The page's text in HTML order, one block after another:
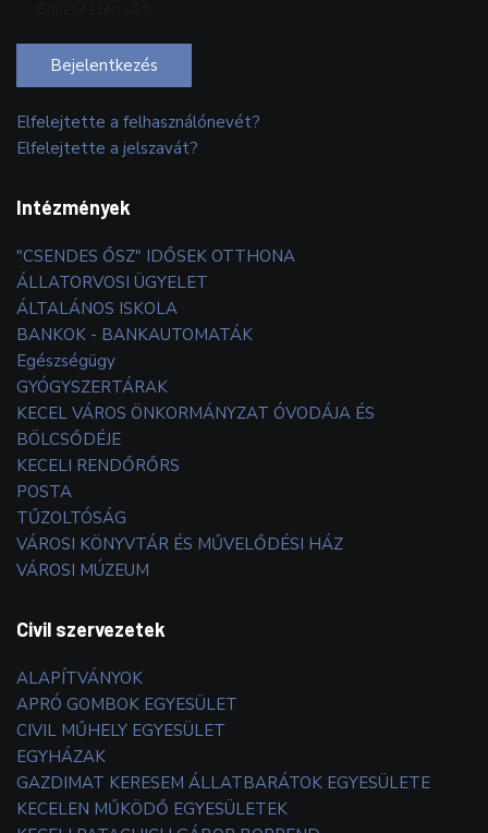
Bejelentkezés
Elfelejtette a felhasználónevét?
Elfelejtette a jelszavát?
Intézmények
"CSENDES ŐSZ" IDŐSEK OTTHONA
ÁLLATORVOSI ÜGYELET
ÁLTALÁNOS ISKOLA
BANKOK - BANKAUTOMATÁK
Egészségügy
GYÓGYSZERTÁRAK
KECEL VÁROS ÖNKORMÁNYZAT ÓVODÁJA ÉS
BÖLCSŐDÉJE
KECELI RENDŐRŐRS
POSTA
TŰZOLTÓSÁG
VÁROSI KÖNYVTÁR ÉS MŰVELŐDÉSI HÁZ
VÁROSI MÚZEUM
Civil szervezetek
ALAPÍTVÁNYOK
APRÓ GOMBOK EGYESÜLET
CIVIL MŰHELY EGYESÜLET
EGYHÁZAK
GAZDIMAT KERESEM ÁLLATBARÁTOK EGYESÜLETE
KECELEN MŰKÖDŐ EGYESÜLETEK